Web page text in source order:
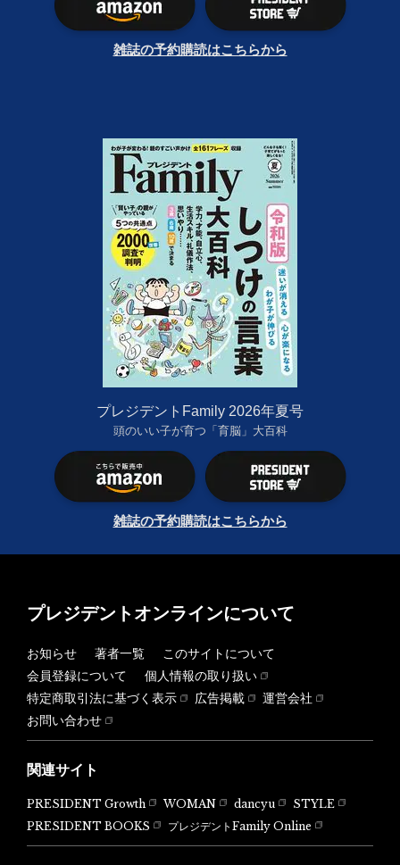
雑誌の予約購読はこちらから
プレジデントFamily 2026年夏号
頭のいい子が育つ「育脳」大百科
雑誌の予約購読はこちらから
プレジデントオンラインについて
お知らせ 著者一覧
このサイトについて
会員登録について
個人情報の取り扱い
特定商取引法に基づく表示
広告掲載
運営会社
お問い合わせ
関連サイト
PRESIDENT Growth WOMAN dancyu
STYLE
PRESIDENT BOOKS
プレジデントFamily Online